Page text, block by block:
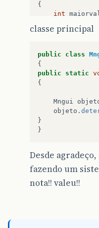
{
int
if (b >
maiorvalor
}
{
int
if (b <
classe principal
public class
{
public
static
{
Mngui
objeto .
}
}
Desde
fazendo um
nota!! valeu!!